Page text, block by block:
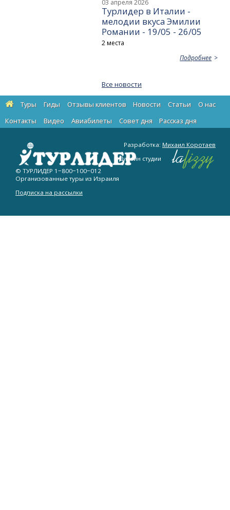
03 апреля 2026
Турлидер в Италии -
мелодии вкуса Эмилии
Романии - 19/05 - 26/05
2 места
Подробнее
Все новости
Туры Гиды Отзывы клиентов Новости Статьи
О нас
Контакты
Видео Авиабилеты Cовет дня Рассказ дня
© ТУРЛИДЕР 1−800−100−012
Организованные туры из Израиля
Подписка на рассылки
Разработка: Михаил Коротаев
Дизайн студии